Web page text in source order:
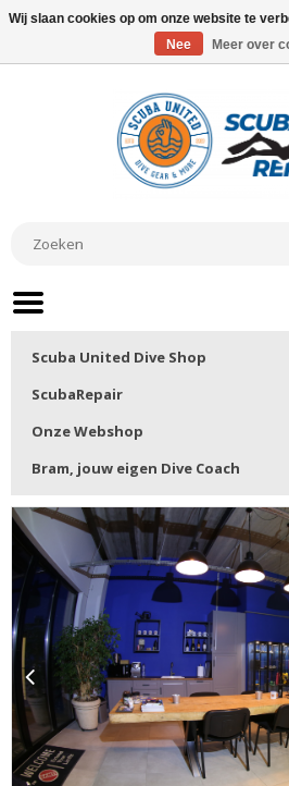
Scuba United Dive Shop
ScubaRepair
Onze Webshop
Bram, jouw eigen Dive Coach
Wij slaan cookies op om onze website te
Nee
Meer over